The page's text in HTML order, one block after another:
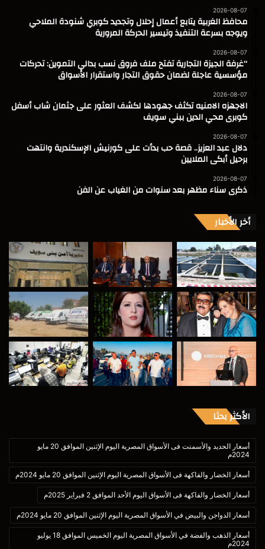
2026-08-07
محافظ الغربية يتابع أعمال إحلال وتجديد كوبري شنودة الملاحي
ويوجه بسرعة التنفيذ وتيسير الحركة المرورية
2026-08-07
“غرفة الجيزة التجارية تفتح ملف فروق نسب بدالي التموين: تحركات
مؤسسية عاجلة لضمان حقوق التجار واستقرار الأسواق
2026-08-07
الاجهزه الامنيه تكثف جهودها لكشف العثور على جثمان شاب أسفل
كوبرى محي الدين ببني سويف
2026-08-07
دلال عبد العزيز.. قصة حب بدأت على كورنيش الإسكندرية وانتهت
برحيل أبكى الملايين
2026-08-07
ذكرى سناء مظهر بعد سنوات من الغياب عن الفن
أخر الأخبار
الأكثر بحثا
أسعار الحديد والأسمنت فى الأسواق المصرية اليوم الإثنين الموافق 20 مايو
2024م
أسعار الخضار والفاكهة فى الأسواق المصرية اليوم الإثنين الموافق 20 مايو 2024م
أسعار الخضار والفاكهة فى الأسواق اليوم الأحد الموافق 2 فبراير 2025م
أسعار الدواجن والبيض في الأسواق المصرية اليوم الإثنين الموافق 20 مايو 2024م
أسعار الذهب والفضة في الأسواق المصرية اليوم الخميس الموافق 18 يوليو
2024م